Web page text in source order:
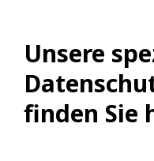
Unsere
finden Sie